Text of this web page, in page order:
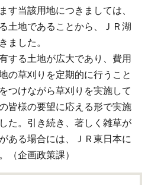
当該用地につきましては、
土地であることから、ＪＲ湖
ました。
する土地が広大であり、費用
の草刈りを定期的に行うこと
つけながら草刈りを実施して
皆様の要望に応える形で実施
た。引き続き、著しく雑草が
ある場合には、ＪＲ東日本に
（企画政策課）